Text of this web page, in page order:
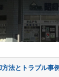
法とトラブル事例